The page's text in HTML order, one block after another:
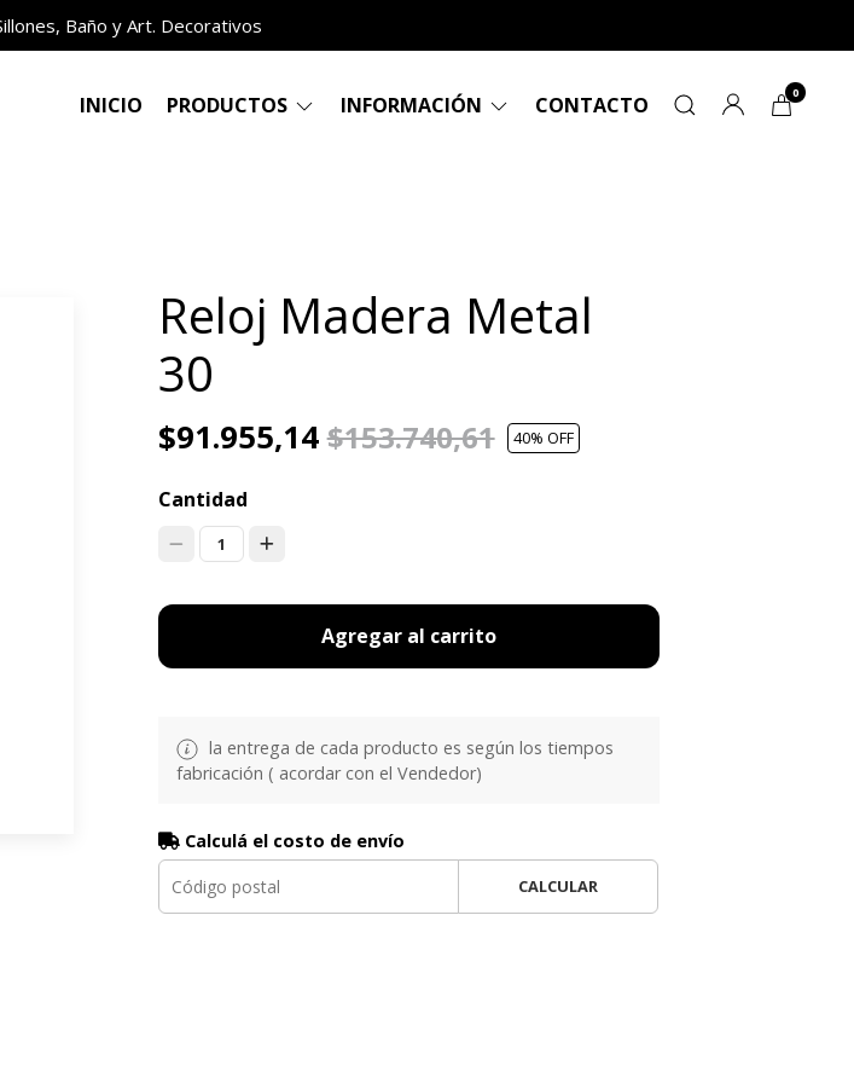
Baño y Art. Decorativos
INICIO PRODUCTOS INFORMACIÓN CONTACTO 0
Reloj Madera Metal
30
$91.955,14$153.740,61 40% OFF
Cantidad
1
Agregar al carrito
la entrega de cada producto es según los tiempos
fabricación ( acordar con el Vendedor)
Calculá el costo de envío
CALCULAR